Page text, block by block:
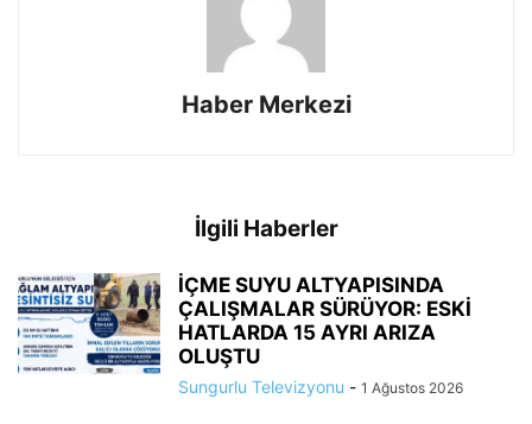
Haber Merkezi
İlgili Haberler
İÇME SUYU ALTYAPISINDA
ÇALIŞMALAR SÜRÜYOR: ESKİ
HATLARDA 15 AYRI ARIZA
OLUŞTU
Sungurlu Televizyonu - 1 Ağustos 2026